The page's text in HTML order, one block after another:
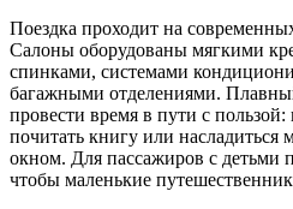
Поездка проходит на
Салоны оборудованы мягкими
спинками, системами
багажными отделениями.
провести время в пути с
почитать книгу или
окном. Для пассажиров с детьми
чтобы маленькие